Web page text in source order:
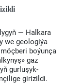
— Halkara
we geologiýa
boýunça
gaz
gurluşyk-
girizildi.